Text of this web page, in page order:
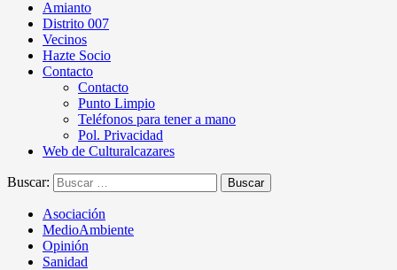
Amianto
Distrito 007
Vecinos
Hazte Socio
Contacto
Contacto
Punto Limpio
Teléfonos para tener a mano
Pol. Privacidad
Web de Culturalcazares
Buscar:
Asociación
MedioAmbiente
Opinión
Sanidad